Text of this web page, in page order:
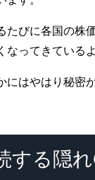
たびに各国の株
ってきている
はやはり秘密
する隠